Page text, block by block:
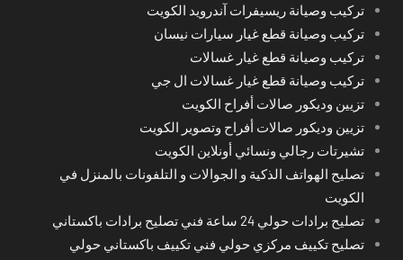
تركيب وصيانة ريسيفرات آندرويد الكويت
تركيب وصيانة قطع غيار سيارات نيسان
تركيب وصيانة قطع غيار غسالات
تركيب وصيانة قطع غيار غسالات ال جي
تزيين وديكور صالات أفراح الكويت
تزيين وديكور صالات أفراح وتصوير الكويت
تشيرتات رجالي ونسائي أونلاين الكويت
تصليح الهواتف الذكية و الجوالات و التلفونات بالمنزل في
الكويت
تصليح برادات حولي 24 ساعة فني تصليح برادات باكستاني
تصليح تكييف مركزي حولي فني تكييف باكستاني حولي